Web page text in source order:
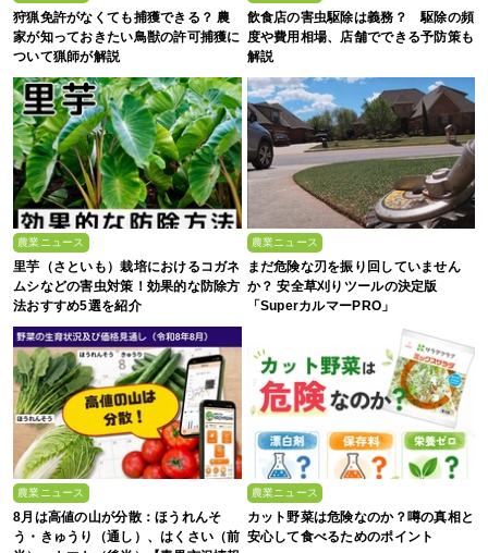
狩猟免許がなくても捕獲できる？ 農
家が知っておきたい鳥獣の許可捕獲に
ついて猟師が解説
飲食店の害虫駆除は義務？ 駆除の頻
度や費用相場、店舗でできる予防策も
解説
農業ニュース
里芋（さといも）栽培におけるコガネ
ムシなどの害虫対策！効果的な防除方
法おすすめ5選を紹介
農業ニュース
まだ危険な刃を振り回していません
か？ 安全草刈りツールの決定版
「SuperカルマーPRO」
農業ニュース
8月は高値の山が分散：ほうれんそ
う・きゅうり（通し）、はくさい（前
農業ニュース
カット野菜は危険なのか？噂の真相と
安心して食べるためのポイント